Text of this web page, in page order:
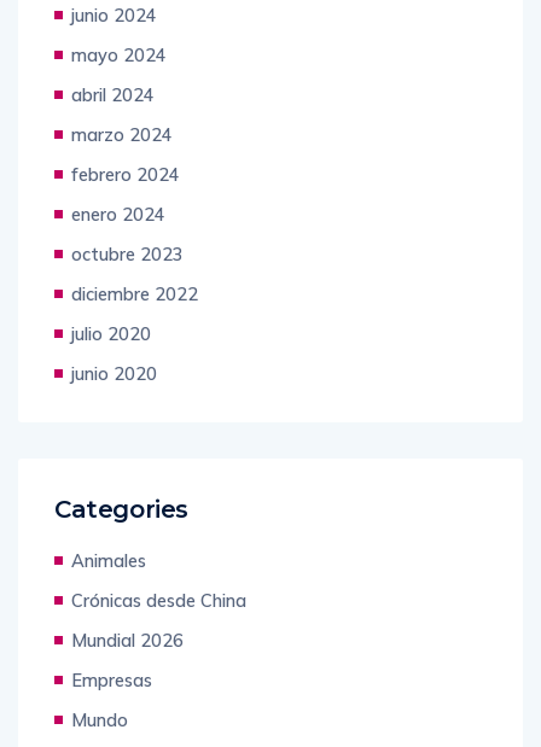
junio 2024
mayo 2024
abril 2024
marzo 2024
febrero 2024
enero 2024
octubre 2023
diciembre 2022
julio 2020
junio 2020
Categories
Animales
Crónicas desde China
Mundial 2026
Empresas
Mundo